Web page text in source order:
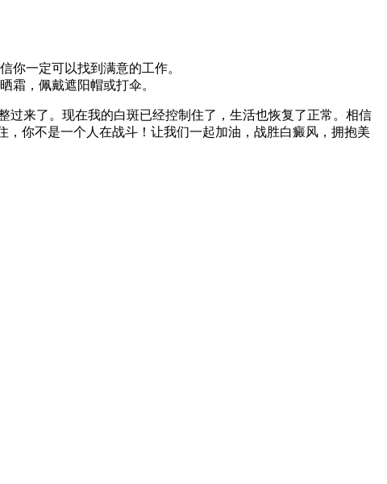
你一定可以找到满意的工作。
霜，佩戴遮阳帽或打伞。
过来了。现在我的白斑已经控制住了，生活也恢复了正常。相信
你不是一个人在战斗！让我们一起加油，战胜白癜风，拥抱美